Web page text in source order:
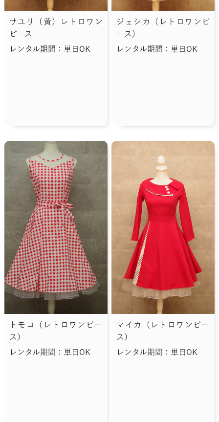
サユリ（黄）レトロワン
ピース
レンタル期間：単日OK
ジェシカ（レトロワンピ
ース）
レンタル期間：単日OK
トモコ（レトロワンピー
ス）
レンタル期間：単日OK
マイカ（レトロワンピー
ス）
レンタル期間：単日OK